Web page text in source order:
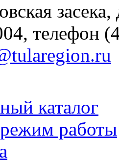
телефон
каталог
работы